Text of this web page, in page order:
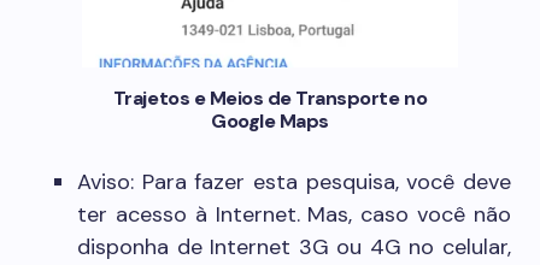
Trajetos e Meios de Transporte no
Google Maps
Aviso: Para fazer esta pesquisa, você deve
ter acesso à Internet. Mas, caso você não
disponha de Internet 3G ou 4G no celular,